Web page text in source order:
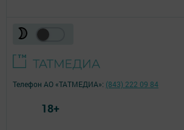
Телефон АО «ТАТМЕДИА»: (843) 222 09 84
18+